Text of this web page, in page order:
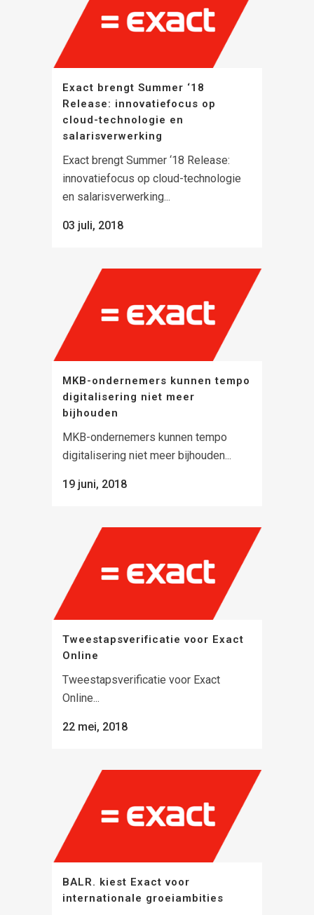
Exact brengt Summer ‘18
Release: innovatiefocus op
cloud-technologie en
salarisverwerking
Exact brengt Summer ‘18 Release:
innovatiefocus op cloud-technologie
en salarisverwerking...
03 juli, 2018
MKB-ondernemers kunnen tempo
digitalisering niet meer
bijhouden
MKB-ondernemers kunnen tempo
digitalisering niet meer bijhouden...
19 juni, 2018
Tweestapsverificatie voor Exact
Online
Tweestapsverificatie voor Exact
Online...
22 mei, 2018
BALR. kiest Exact voor
internationale groeiambities